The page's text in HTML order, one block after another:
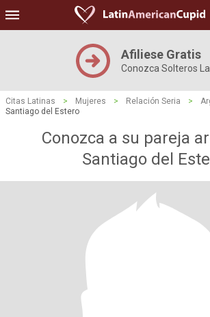
Afiliese Gratis
Conozca Solteros
Citas Latinas > Mujeres > Relación Seria >
Santiago del Estero
Conozca a su pareja
Santiago del